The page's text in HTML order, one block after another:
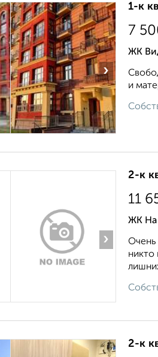
›
1-к
7
ЖК
и
›
2-к
11
ЖК На
Очень
никто
2-к